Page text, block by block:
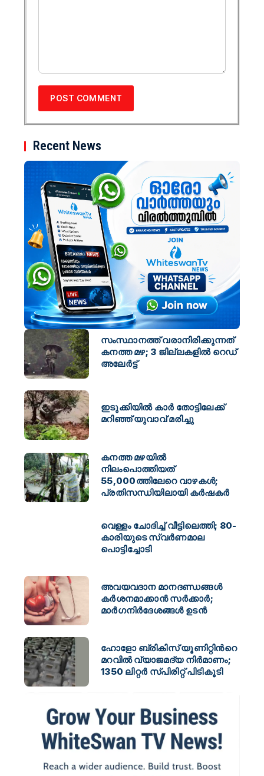
Recent News
സംസ്ഥാനത്ത് വരാനിരിക്കുന്നത്
കനത്ത മഴ; 3 ജില്ലകളിൽ റെഡ്
അലേർട്ട്
ഇടുക്കിയിൽ കാർ തോട്ടിലേക്ക്
മറിഞ്ഞ് യുവാവ് മരിച്ചു
കനത്ത മഴയിൽ
നിലംപൊത്തിയത്
55,000ത്തിലേറെ വാഴകള്‍;
പ്രതിസന്ധിയിലായി കര്‍ഷകര്‍
വെള്ളം ചോദിച്ച് വീട്ടിലെത്തി; 80-
കാരിയുടെ സ്വർണമാല
പൊട്ടിച്ചോടി
അവയവദാന മാനദണ്ഡങ്ങൾ
കർശനമാക്കാൻ സർക്കാർ;
മാർഗനിർദേശങ്ങൾ ഉടൻ
ഹോളോ ബ്രികിസ് യൂണിറ്റിന്‍റെ
മറവിൽ വ്യാജമദ്യ നിർമാണം;
1350 ലിറ്റര്‍ സ്പിരിറ്റ് പിടികൂടി